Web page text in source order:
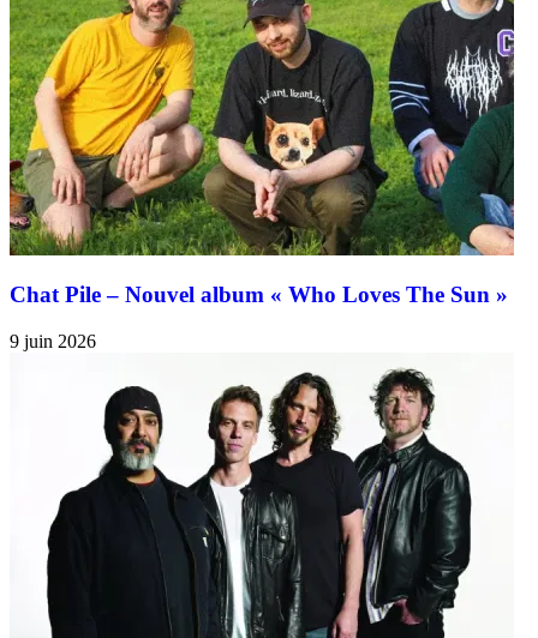
Chat Pile – Nouvel album « Who Loves The Sun »
9 juin 2026